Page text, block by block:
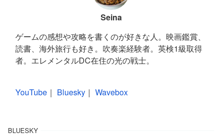
Seina
ゲームの感想や攻略を書くのが好きな人。映画鑑賞、
読書、海外旅行も好き。吹奏楽経験者。英検1級取得
者。エレメンタルDC在住の光の戦士。
YouTube ｜ Bluesky ｜ Wavebox
BLUESKY